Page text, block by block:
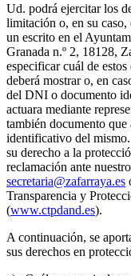
Ud. podrá ejercitar los
limitación o, en su caso,
un escrito en el
Granada n.º 2, 18128,
especificar cuál de
deberá mostrar o, en
del DNI o documento
actuara mediante
también documento
identificativo del
su derecho a la
reclamación ante
secretaria@zafarraya.es
Transparencia y
(www.ctpdand.es).
A continuación, se
sus derechos en